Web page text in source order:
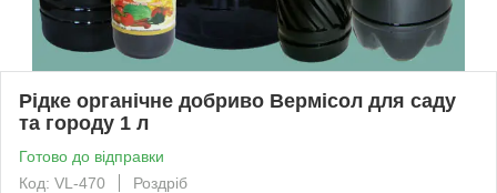
Рідке органічне добриво Вермісол для саду
та городу 1 л
Готово до відправки
Код: VL-470
Роздріб